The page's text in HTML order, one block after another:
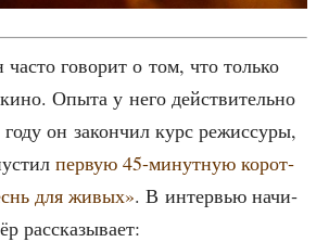
гово­рит о том, что толь­ко
Опы­та у него дей­стви­тель­но
он закон­чил курс режис­су­ры,
первую 45-минут­ную корот­
для живых». В интер­вью начи­
рассказывает: